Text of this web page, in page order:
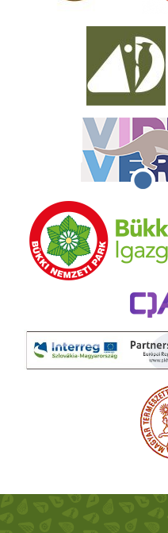
ONLINE JEGYVÁSÁRLÁS